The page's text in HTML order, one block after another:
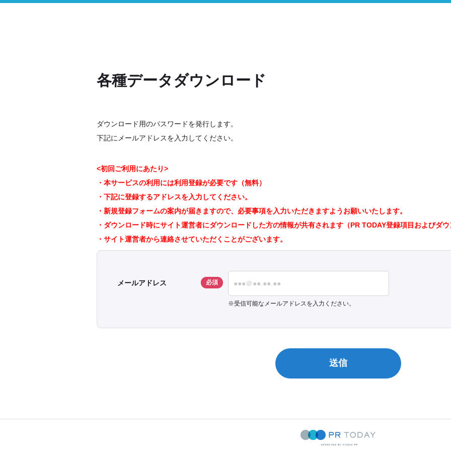
各種データダウンロード
ダウンロード用のパスワードを発行します。
下記にメールアドレスを入力してください。
<初回ご利用にあたり>
・本サービスの利用には利用登録が必要です（無料）
・下記に登録するアドレスを入力してください。
・新規登録フォームの案内が届きますので、必要事項を入力いただきますようお願いいたします。
・ダウンロード時にサイト運営者にダウンロードした方の情報が共有されます（PR TODAY登録項目およびダウ
・サイト運営者から連絡させていただくことがございます。
メールアドレス 必須
受信可能なメールアドレスを入力ください。
送信